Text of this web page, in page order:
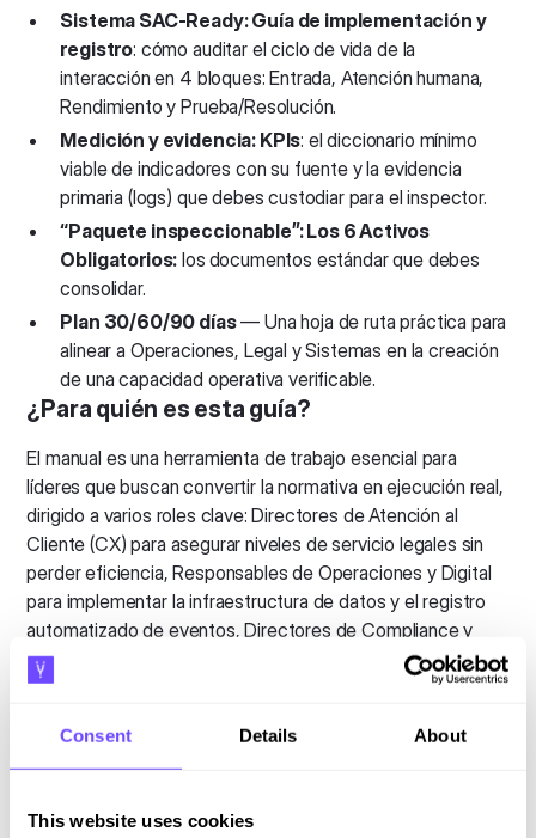
Consent Details About
This website uses cookies
Sistema SAC-Ready: Guía de implementación y
registro: cómo auditar el ciclo de vida de la
interacción en 4 bloques: Entrada, Atención humana,
Rendimiento y Prueba/Resolución.
Medición y evidencia: KPIs: el diccionario mínimo
viable de indicadores con su fuente y la evidencia
primaria (logs) que debes custodiar para el inspector.
“Paquete inspeccionable”: Los 6 Activos
Obligatorios: los documentos estándar que debes
consolidar.
Plan 30/60/90 días— Una hoja de ruta práctica para
alinear a Operaciones, Legal y Sistemas en la creación
de una capacidad operativa verificable.
¿Para quién es esta guía?
El manual es una herramienta de trabajo esencial para
líderes que buscan convertir la normativa en ejecución real,
dirigido a varios roles clave: Directores de Atención al
Cliente (CX) para asegurar niveles de servicio legales sin
perder eficiencia, Responsables de Operaciones y Digital
para implementar la infraestructura de datos y el registro
automatizado de eventos, Directores de Compliance y
Legal para garantizar que la empresa cuente con
evidencias inalterables ante posibles sanciones, y
que permita escalar la atención humana de forma auditable.
Responsables de Operaciones y Digital